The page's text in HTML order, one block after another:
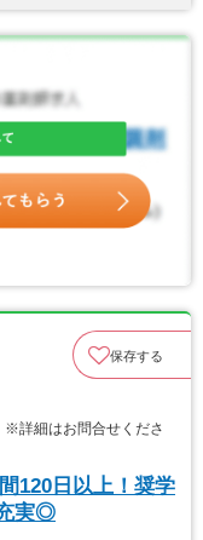
保存する
詳細はお問合せくださ
120日以上！奨学
実◎